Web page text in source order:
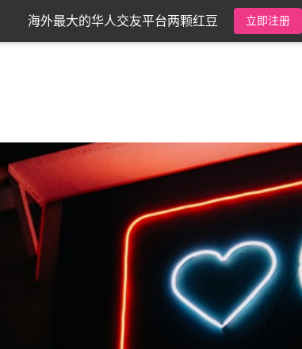
海外最大的华人交友平台两颗红豆 立即注册